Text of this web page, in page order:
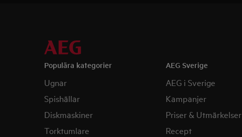
Populära kategorier
Ugnar
Spishällar
Diskmaskiner
Torktumlare
AEG Sverige
AEG i Sverige
Kampanjer
Priser & Utmärkelser
Recept